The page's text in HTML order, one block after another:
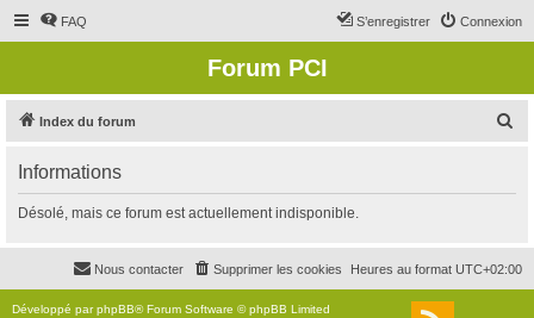
FAQ Connexion
S’enregistrer
Forum PCI
Index du forum
r
c
Informations
Désolé, mais ce forum est actuellement indisponible.
Heures au format UTC+02:00
Supprimer les cookies
Nous contacter
Développé parphpBB® Forum Software © phpBB Limited